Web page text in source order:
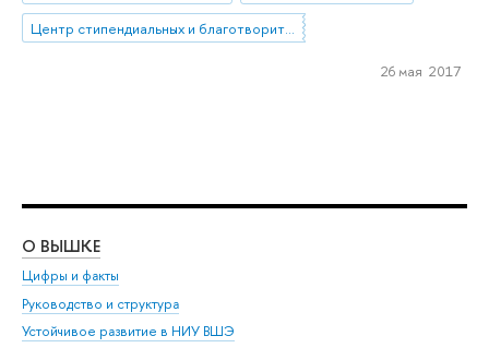
Центр стипендиальных и благотворительных программ (ЦСиБП)
26 мая 2017
О ВЫШКЕ
Цифры и факты
Руководство и структура
Устойчивое развитие в НИУ ВШЭ